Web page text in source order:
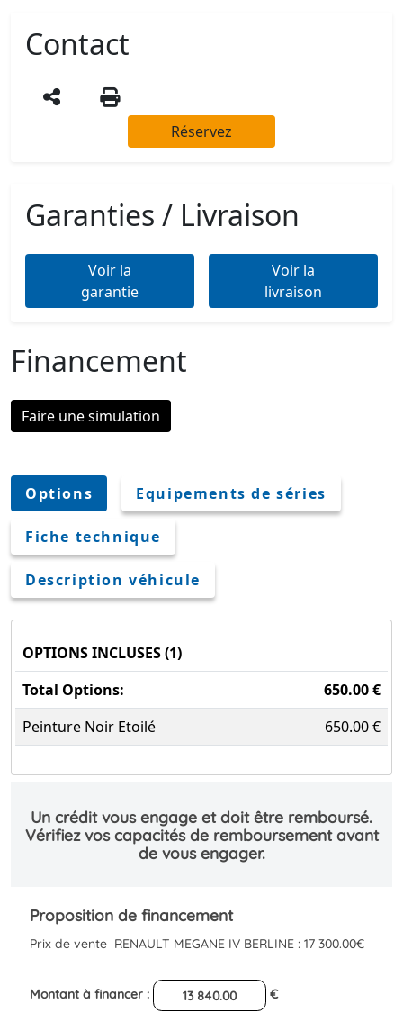
Contact
Réservez
Garanties / Livraison
Voir la
garantie
Voir la
livraison
Financement
Faire une simulation
Options Equipements de séries
Fiche technique
Description véhicule
OPTIONS INCLUSES (1)
Total Options:
650.00 €
Peinture Noir Etoilé
650.00 €